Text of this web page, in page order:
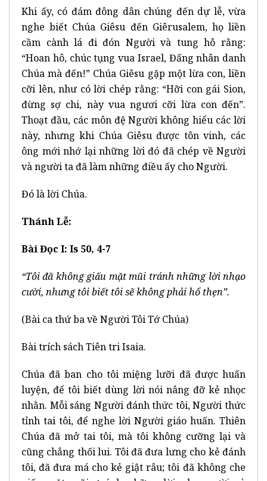
Khi ấy, có đám đông dân chúng đến dự lễ, vừa
nghe biết Chúa Giêsu đến Giêrusalem, họ liền
cầm cành lá đi đón Người và tung hô rằng:
“Hoan hô, chúc tụng vua Israel, Đấng nhân danh
Chúa mà đến!” Chúa Giêsu gặp một lừa con, liền
cỡi lên, như có lời chép rằng: “Hỡi con gái Sion,
đừng sợ chi, này vua ngươi cỡi lừa con đến”.
Thoạt đầu, các môn đệ Người không hiểu các lời
này, nhưng khi Chúa Giêsu được tôn vinh, các
ông mới nhớ lại những lời đó đã chép về Người
và người ta đã làm những điều ấy cho Người.
Đó là lời Chúa.
Thánh Lễ:
Bài Đọc I: Is 50, 4-7
“Tôi đã không giấu mặt mũi tránh những lời nhạo
cười, nhưng tôi biết tôi sẽ không phải hổ thẹn”.
(Bài ca thứ ba về Người Tôi Tớ Chúa)
Bài trích sách Tiên tri Isaia.
Chúa đã ban cho tôi miệng lưỡi đã được huấn
luyện, để tôi biết dùng lời nói nâng đỡ kẻ nhọc
nhằn. Mỗi sáng Người đánh thức tôi, Người thức
tỉnh tai tôi, để nghe lời Người giáo huấn. Thiên
Chúa đã mở tai tôi, mà tôi không cưỡng lại và
cũng chẳng thối lui. Tôi đã đưa lưng cho kẻ đánh
tôi, đã đưa má cho kẻ giật râu; tôi đã không che